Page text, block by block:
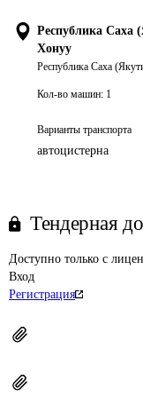
Республика Саха
Хонуу
Республика Саха
Кол-во машин: 1
Варианты транспорта
автоцистерна
Тендерная
Доступно только с
Вход
Регистрация